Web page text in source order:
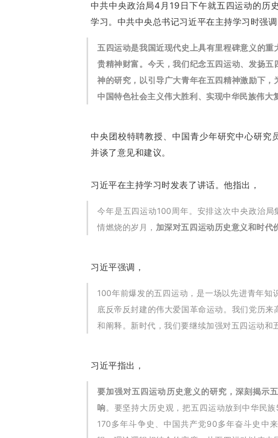
中共中央政治局4月19日下午就五四运动的历
学习。中共中央总书记习近平在主持学习时强调
五四运动是我国近现代史上具有里程碑意义的
贵精神财富。 今天，我们纪念五四运动、发扬
神的研究，以引导广大青年在五四精神激励下
中国特色社会主义伟大胜利、实现中华民族伟大
中央团校特聘教授、中国青少年研究中心研究
并谈了意见和建议。
习近平在主持学习时发表了讲话。他指出，
今年是五四运动100周年。安排这次中央政治
情燃烧的岁月， 加深对五四运动历史意义和时代
习近平强调，
100年前爆发的五四运动，是一场以先进青年知
底反帝反封建的伟大爱国革命运动。我们党历
和阐释。新时代，我们要继续加强对五四运动和
习近平指出，
要加强对五四运动历史意义的研究，深刻揭示
响。要坚持大历史观，把五四运动放到中华民
170多年斗争史、中国共产党90多年奋斗史中